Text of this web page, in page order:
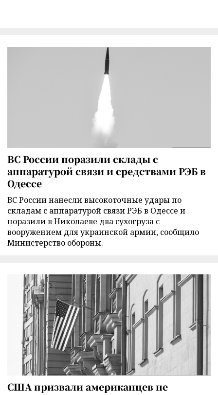
ВС России поразили склады с
аппаратурой связи и средствами РЭБ в
Одессе
ВС России нанесли высокоточные удары по
складам с аппаратурой связи РЭБ в Одессе и
поразили в Николаеве два сухогруза с
вооружением для украинской армии, сообщило
Министерство обороны.
США призвали американцев не